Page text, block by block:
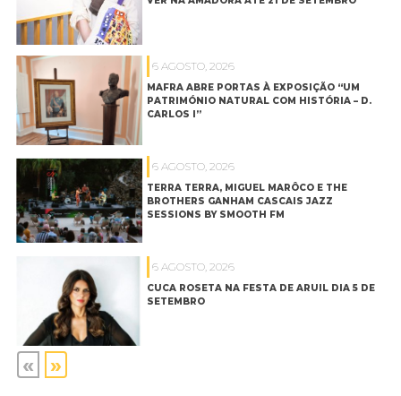
6 AGOSTO, 2026
MAFRA ABRE PORTAS À EXPOSIÇÃO “UM
PATRIMÓNIO NATURAL COM HISTÓRIA – D.
CARLOS I”
6 AGOSTO, 2026
TERRA TERRA, MIGUEL MARÔCO E THE
BROTHERS GANHAM CASCAIS JAZZ
SESSIONS BY SMOOTH FM
6 AGOSTO, 2026
CUCA ROSETA NA FESTA DE ARUIL DIA 5 DE
SETEMBRO
« »